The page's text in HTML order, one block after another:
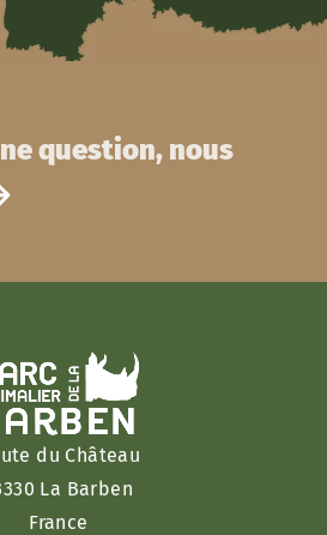
question, nous
du Château
La Barben
France